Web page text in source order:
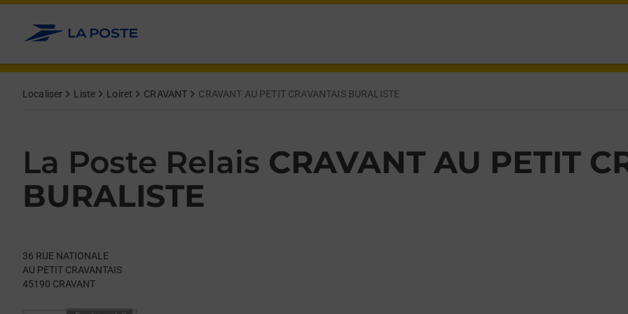
Allez au contenu
Localiser Liste Loiret CRAVANT CRAVANT AU PETIT CRAVANTAIS BURALISTE
La Poste Relais CRAVANT AU PETIT
BURALISTE
36 RUE NATIONALE
AU PETIT CRAVANTAIS
45190 CRAVANT
Day of the WeekHours
Get directions to La Poste Relais at 36 RUE NATIONALE CRAVANT,
lien s'ouvre dans un nouvel onglet